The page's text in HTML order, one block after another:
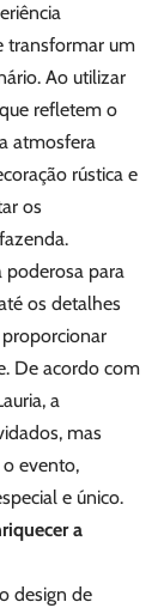
transformar um
Ao utilizar
refletem o
atmosfera
rústica e
os
poderosa para
os detalhes
De acordo com
a
mas
evento,
e único.
a
design de